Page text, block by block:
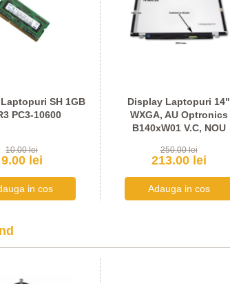
SH 1GB
PC3-10600
10.00 lei
9.00 lei
Display Laptopuri 14"
WXGA, AU Optronics
B140xW01 V.C, NOU
250.00 lei
213.00 lei